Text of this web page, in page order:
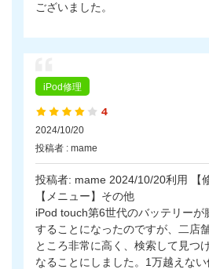
ございました。
iPod修理
2024/10/20
投稿者 : mame
投稿者: mame 2024/10/20利用 【
【メニュー】その他
iPod touch第6世代のバッテリーが
することになったのですが、二店
ところ非常に高く、検索して見つ
なることにしました。1万越えな